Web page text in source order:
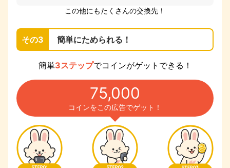
この他にもたくさんの交換先！
その3 簡単にためられる！
簡単3ステップでコインがゲットできる！
75,000
コインをこの広告でゲット！